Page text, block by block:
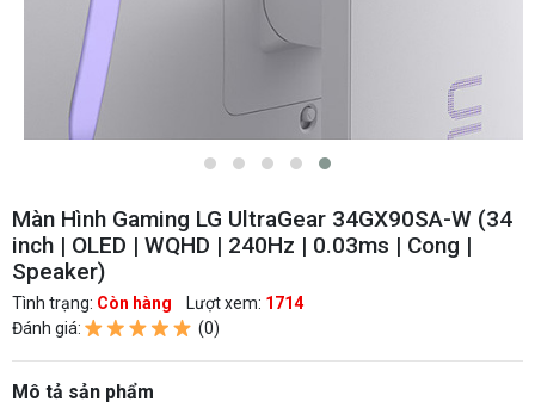
Màn Hình Gaming LG UltraGear 34GX90SA-W (34
inch | OLED | WQHD | 240Hz | 0.03ms | Cong |
Speaker)
Tình trạng: Còn hàng Lượt xem: 1714
Đánh giá:
(0)
Mô tả sản phẩm